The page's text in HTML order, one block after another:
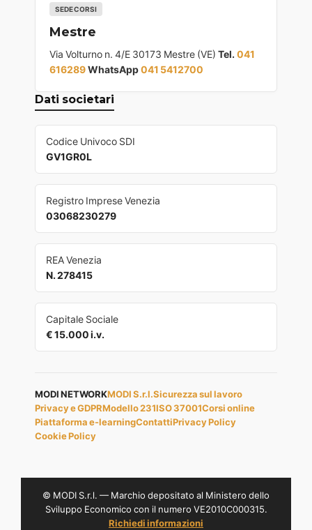
SEDE CORSI
Mestre
Via Volturno n. 4/E 30173 Mestre (VE) Tel. 041
616289WhatsApp041 5412700
Dati societari
Codice Univoco SDI
GV1GR0L
Registro Imprese Venezia
03068230279
REA Venezia
N. 278415
Capitale Sociale
€ 15.000 i.v.
MODI NETWORKMODI S.r.l.Sicurezza sul lavoro
Privacy e GDPRModello 231ISO 37001Corsi online
Piattaforma e-learningContattiPrivacy Policy
Cookie Policy
© MODI S.r.l. — Marchio depositato al Ministero dello
Sviluppo Economico con il numero VE2010C000315.
Richiedi informazioni